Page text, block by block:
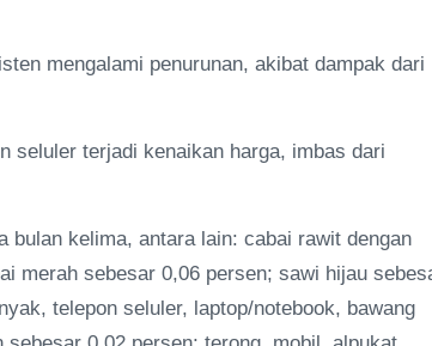
mengalami penurunan, akibat dampak dari
seluler terjadi kenaikan harga, imbas dari
bulan kelima, antara lain: cabai rawit dengan
merah sebesar 0,06 persen; sawi hijau
telepon seluler, laptop/notebook, bawang